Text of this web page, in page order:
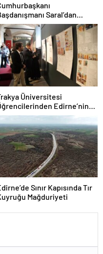
Saral’dan
yaratacak Mansur
iddiası
Üniversitesi
Edirne’nin
Konutlarına
ve Restorasyon
Sınır Kapısında Tır
Mağduriyeti